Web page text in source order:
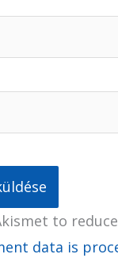
to
data is